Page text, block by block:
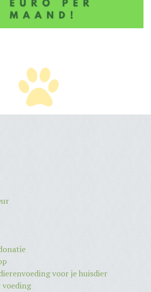
voor je huisdier
voeding